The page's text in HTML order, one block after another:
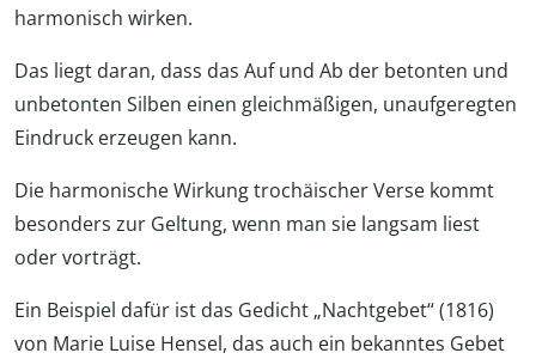
harmonisch wirken.
Das liegt daran, dass das Auf und Ab der betonten und
unbetonten Silben einen gleichmäßigen, unaufgeregten
Eindruck erzeugen kann.
Die harmonische Wirkung trochäischer Verse kommt
besonders zur Geltung, wenn man sie langsam liest
oder vorträgt.
Ein Beispiel dafür ist das Gedicht „Nachtgebet“ (1816)
von Marie Luise Hensel, das auch ein bekanntes Gebet